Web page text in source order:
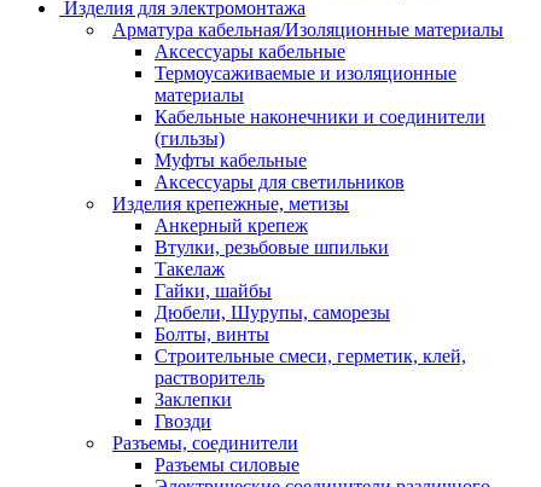
Изделия для электромонтажа
Арматура кабельная/Изоляционные материалы
Аксессуары кабельные
Термоусаживаемые и изоляционные
материалы
Кабельные наконечники и соединители
(гильзы)
Муфты кабельные
Аксессуары для светильников
Изделия крепежные, метизы
Анкерный крепеж
Втулки, резьбовые шпильки
Такелаж
Гайки, шайбы
Дюбели, Шурупы, саморезы
Болты, винты
Строительные смеси, герметик, клей,
растворитель
Заклепки
Гвозди
Разъемы, соединители
Разъемы силовые